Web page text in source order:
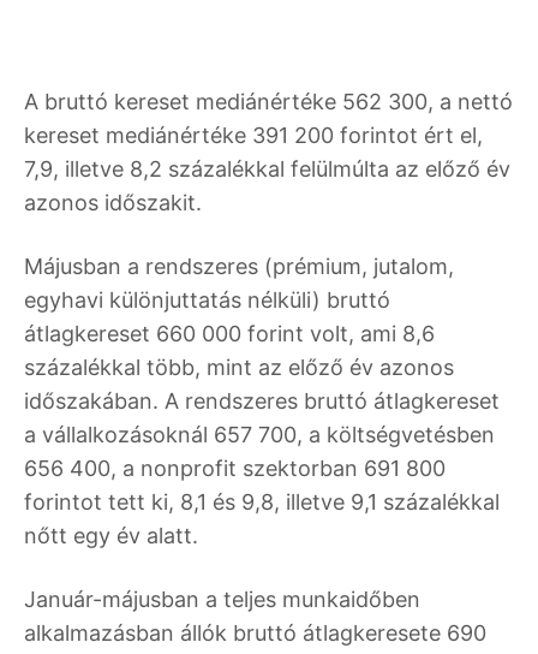
A bruttó kereset mediánértéke 562 300, a nettó
kereset mediánértéke 391 200 forintot ért el,
7,9, illetve 8,2 százalékkal felülmúlta az előző év
azonos időszakit.
Májusban a rendszeres (prémium, jutalom,
egyhavi különjuttatás nélküli) bruttó
átlagkereset 660 000 forint volt, ami 8,6
százalékkal több, mint az előző év azonos
időszakában. A rendszeres bruttó átlagkereset
a vállalkozásoknál 657 700, a költségvetésben
656 400, a nonprofit szektorban 691 800
forintot tett ki, 8,1 és 9,8, illetve 9,1 százalékkal
nőtt egy év alatt.
Január-májusban a teljes munkaidőben
alkalmazásban állók bruttó átlagkeresete 690